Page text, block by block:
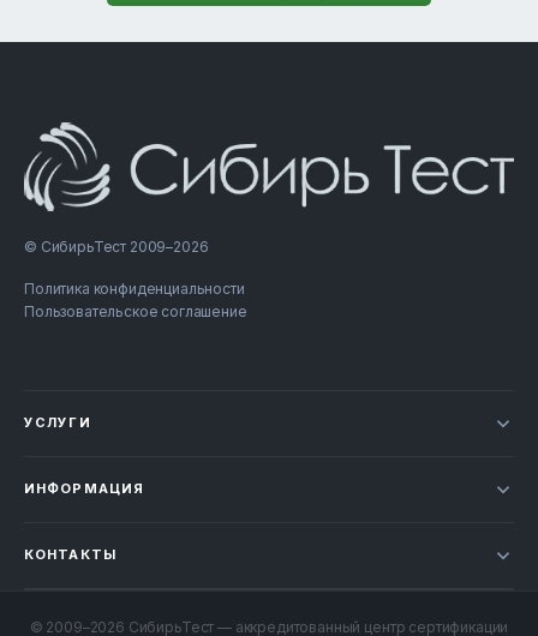
© СибирьТест 2009–2026
Политика конфиденциальности
Пользовательское соглашение
УСЛУГИ
ИНФОРМАЦИЯ
КОНТАКТЫ
© 2009–2026 СибирьТест — аккредитованный центр сертификации